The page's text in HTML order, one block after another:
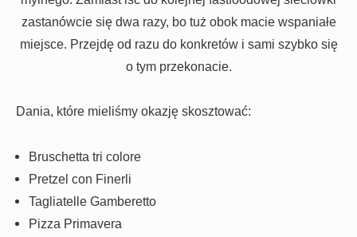
zastanówcie się dwa razy, bo tuż obok macie wspaniałe
miejsce. Przejdę od razu do konkretów i sami szybko się
o tym przekonacie.
Dania, które mieliśmy okazję skosztować:
Bruschetta tri colore
Pretzel con Finerli
Tagliatelle Gamberetto
Pizza Primavera